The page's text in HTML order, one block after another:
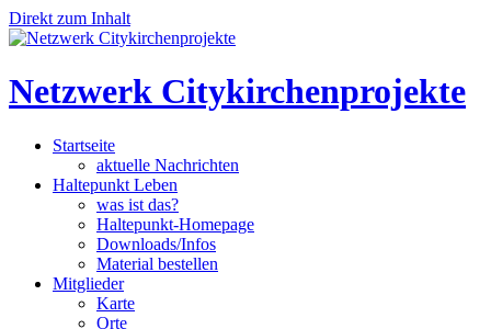
Direkt zum Inhalt
Netzwerk Citykirchenprojekte
Startseite
aktuelle Nachrichten
Haltepunkt Leben
was ist das?
Haltepunkt-Homepage
Downloads/Infos
Material bestellen
Mitglieder
Karte
Orte